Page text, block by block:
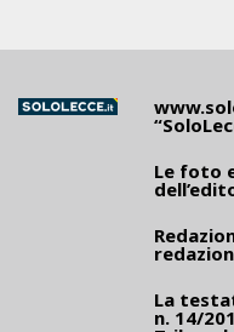
Le foto
La
n. 14/